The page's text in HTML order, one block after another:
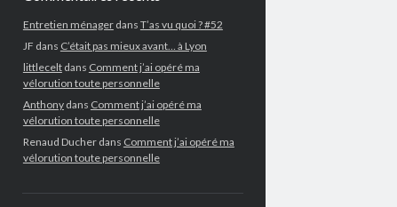
Entretien ménagerdans T’as vu quoi ? #52
JF dans C’était pas mieux avant… à Lyon
littleceltdans Comment j’ai opéré ma
vélorution toute personnelle
Anthonydans Comment j’ai opéré ma
vélorution toute personnelle
Renaud Ducherdans Comment j’ai opéré ma
vélorution toute personnelle